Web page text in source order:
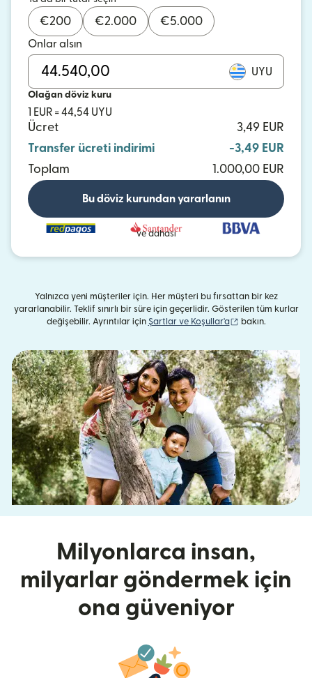
€200 €2.000 €5.000
Onlar alsın
UYU
Olağan döviz kuru
1 EUR = 44,54 UYU
Ücret
3,49 EUR
Transfer ücreti indirimi
-3,49 EUR
Toplam
1.000,00 EUR
Bu döviz kurundan yararlanın
ve dahası
Yalnızca yeni müşteriler için. Her müşteri bu fırsattan bir kez
yararlanabilir. Teklif sınırlı bir süre için geçerlidir. Gösterilen tüm kurlar
değişebilir. Ayrıntılar için Şartlar ve Koşullar'a (yeni pencerede
bakın.
Milyonlarca insan,
milyarlar göndermek için
ona güveniyor